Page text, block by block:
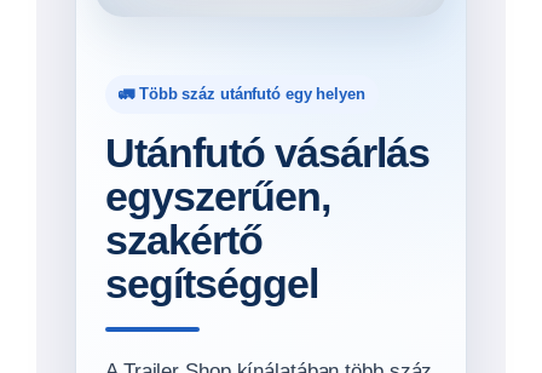
🚛 Több száz utánfutó egy helyen
Utánfutó vásárlás
egyszerűen,
szakértő
segítséggel